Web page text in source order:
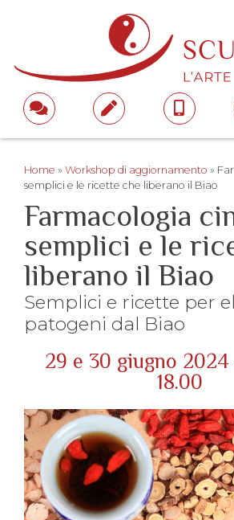
Home » Workshop di aggiornamento »
semplici e le ricette che liberano il Biao
Farmacologia
semplici e le
liberano il Biao
Semplici e ricette per
patogeni dal Biao
29 e 30 giugno
18.00